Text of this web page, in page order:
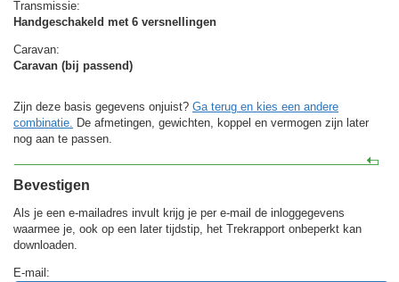
Transmissie:
Handgeschakeld met 6 versnellingen
Caravan:
Caravan (bij passend)
Zijn deze basis gegevens onjuist? Ga terug en kies een andere
combinatie. De afmetingen, gewichten, koppel en vermogen zijn later
nog aan te passen.
Bevestigen
Als je een e-mailadres invult krijg je per e-mail de inloggegevens
waarmee je, ook op een later tijdstip, het Trekrapport onbeperkt kan
downloaden.
E-mail: